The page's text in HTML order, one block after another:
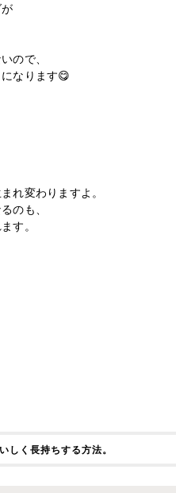
ので、
なります😋
れ変わりますよ。
のも、
す。
しく長持ちする方法。